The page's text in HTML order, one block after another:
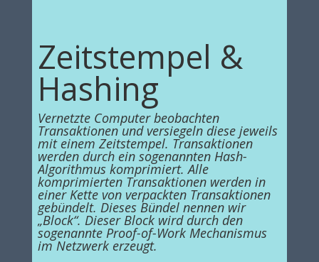
Zeitstempel &
Hashing
Vernetzte Computer beobachten
Transaktionen und versiegeln diese jeweils
mit einem Zeitstempel. Transaktionen
werden durch ein sogenannten Hash-
Algorithmus komprimiert. Alle
komprimierten Transaktionen werden in
einer Kette von verpackten Transaktionen
gebündelt. Dieses Bündel nennen wir
„Block“. Dieser Block wird durch den
sogenannte Proof-of-Work Mechanismus
im Netzwerk erzeugt.